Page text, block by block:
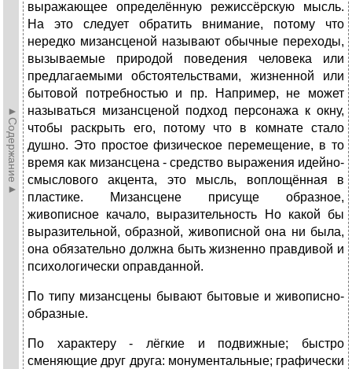
►Содержание►
выражающее определённую режиссёрскую мысль.
На это следует обратить внимание, потому что
нередко мизансценой называют обычные переходы,
вызываемые природой поведения человека или
предлагаемыми обстоятельствами, жизненной или
бытовой потребностью и пр. Например, не может
называться мизансценой подход персонажа к окну,
чтобы раскрыть его, потому что в комнате стало
душно. Это простое физическое перемещение, в то
время как мизансцена - средство выражения идейно-
смыслового акцента, это мысль, воплощённая в
пластике. Мизансцене присуще образное,
живописное качало, выразительность Но какой бы
выразительной, образной, живописной она ни была,
она обязательно должна быть жизненно правдивой и
психологически оправданной.
По типу мизансцены бывают бытовые и живописно-
образные.
По характеру - лёгкие и подвижные; быстро
сменяющие друг друга: монументальные; графически